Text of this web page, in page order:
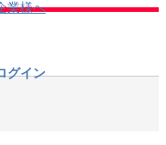
業様へ
グイン